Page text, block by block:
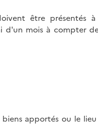
être présentés
d'un mois à compter
biens apportés ou le